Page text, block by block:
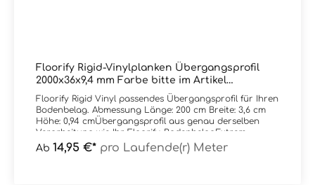
Floorify Rigid-Vinylplanken Übergangsprofil
2000x36x9,4 mm Farbe bitte im Artikel
auswählen
Floorify Rigid Vinyl passendes Übergangsprofil für Ihren
Bodenbelag. Abmessung Länge: 200 cm Breite: 3,6 cm
Höhe: 0,94 cmÜbergangsprofil aus genau derselben
Verarbeitung wie Ihr Floorify-BodenbelagExtrem
verschleiß- und stoßfest - ein fast unsichtbarer
Übergang...Einfach gewünschte Farbe im Artikel
Ab 14,95 €* pro Laufende(r) Meter